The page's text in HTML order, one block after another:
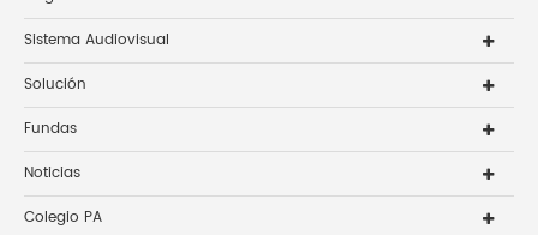
Sistema Audiovisual
Solución
Fundas
Noticias
Colegio PA